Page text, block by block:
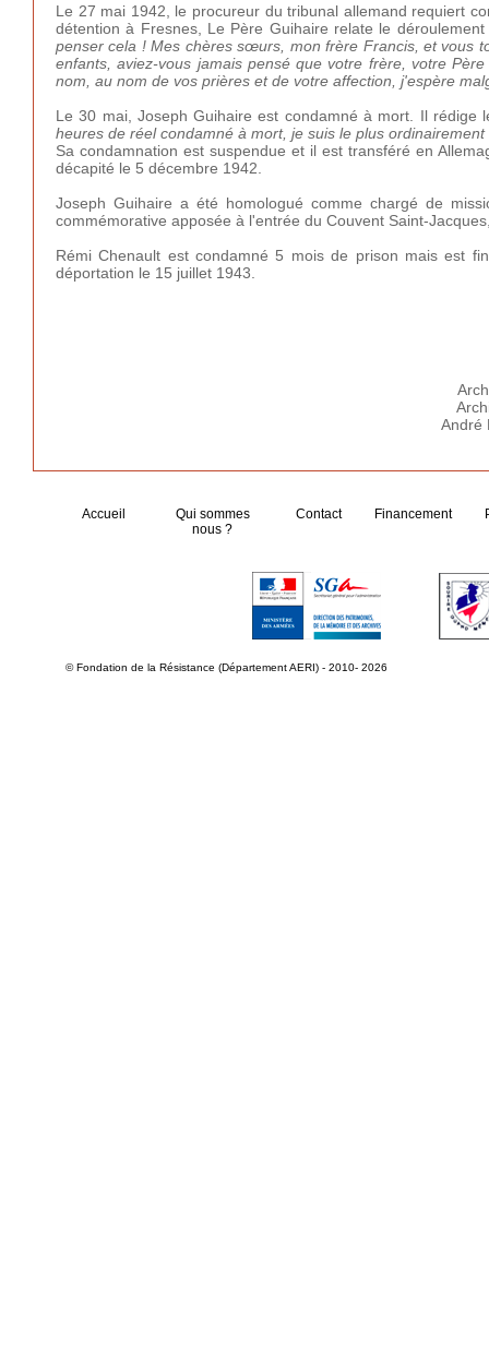
Le 27 mai 1942, le procureur du tribunal allemand requiert
détention à Fresnes, Le Père Guihaire relate le
penser cela ! Mes chères sœurs, mon frère Francis, et
enfants, aviez-vous jamais pensé que votre frère, votre
nom, au nom de vos prières et de votre affection, j'espère
Le 30 mai, Joseph Guihaire est condamné à mort. Il
heures de réel condamné à mort, je suis le plus
Sa condamnation est suspendue et il est transféré en
décapité le 5 décembre 1942.
Joseph Guihaire a été homologué comme chargé de
commémorative apposée à l'entrée du Couvent Saint-
Rémi Chenault est condamné 5 mois de prison mais est
déportation le 15 juillet 1943.
André
Accueil
Qui sommes
nous ?
Contact Financement
© Fondation de la Résistance (Département AERI) - 2010- 2026